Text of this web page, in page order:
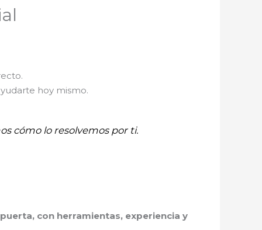
hoy mismo.
cómo lo resolvemos por ti.
con herramientas, experiencia y